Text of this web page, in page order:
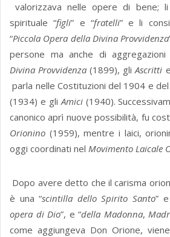
valorizzava nelle opere di bene;
spirituale “figli” e “fratelli” e li
“Piccola Opera della Divina Provvidenza
persone ma anche di
Divina Provvidenza (1899), gliAscritti e
parla nelle Costituzioni del 1904 e
(1934) e gliAmici(1940).
canonico aprì nuove possibilità, fu
Orionino (1959), mentre i laici,
oggi coordinati nel Movimento Laicale
Dopo avere detto che il carisma
è una “scintilla dello Spirito Santo”
opera di Dio”, e “della Madonna,
come aggiungeva Don Orione,